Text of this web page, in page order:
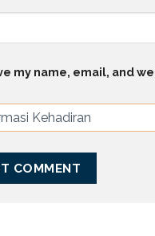
my name, email, and